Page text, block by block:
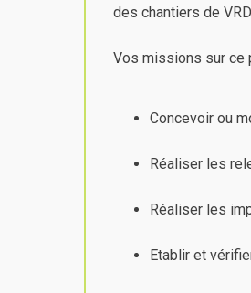
des chantiers de
Vos missions sur ce
Concevoir ou
Réaliser les
Réaliser les
Etablir et